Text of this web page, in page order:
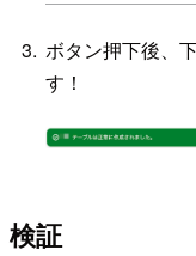
ボタン押下後、
す！
検証